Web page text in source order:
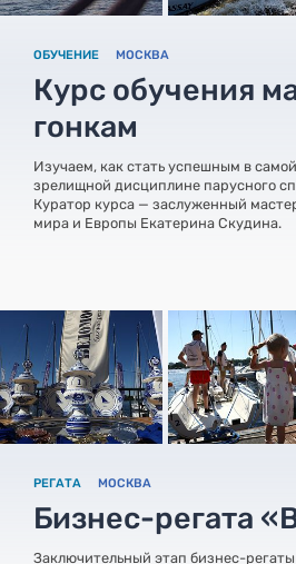
ОБУЧЕНИЕ МОСКВА
Курс обучения
гонкам
Изучаем, как стать успешным в
зрелищной дисциплине парусного
Куратор курса — заслуженный
мира и Европы Екатерина Скудина.
РЕГАТА МОСКВА
Бизнес-регата
Заключительный этап бизнес-